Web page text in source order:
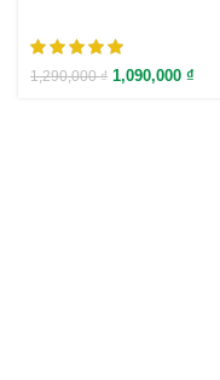
1,290,000₫ 1,090,000 ₫